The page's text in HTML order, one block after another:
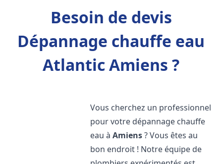
Besoin de devis
Dépannage chauffe eau
Atlantic Amiens ?
Vous cherchez un professionnel
pour votre dépannage chauffe
eau àAmiens? Vous êtes au
bon endroit ! Notre équipe de